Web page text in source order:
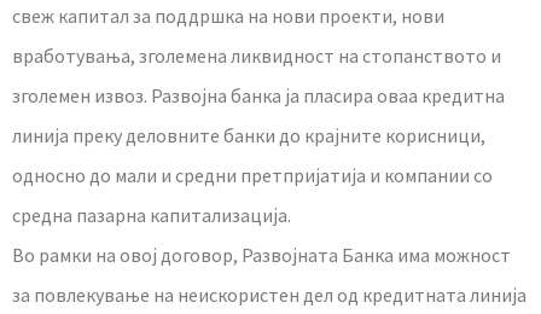
свеж капитал за поддршка на нови проекти, нови
вработувања, зголемена ликвидност на стопанството и
зголемен извоз. Развојна банка ја пласира оваа кредитна
линија преку деловните банки до крајните корисници,
односно до мали и средни претпријатија и компании со
средна пазарна капитализација.
Во рамки на овој договор, Развојната Банка има можност
за повлекување на неискористен дел од кредитната линија